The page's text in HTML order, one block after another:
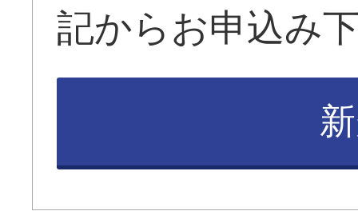
記からお申込み